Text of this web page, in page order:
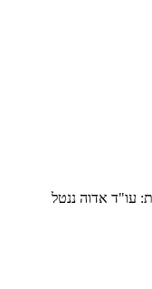
עו"ד אדוה ננטל